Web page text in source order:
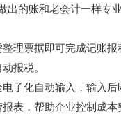
出的账和老会计一样专
理票据即可完成记账报
报税。
子化自动输入，输入
表，帮助企业控制成